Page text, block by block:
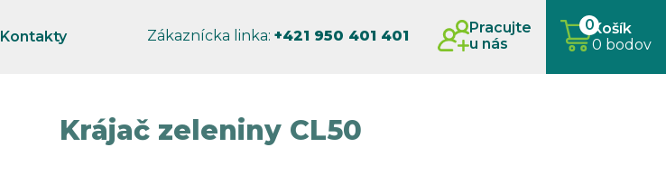
Kontakty Zákaznícka linka: +421 950 401 401
Pracujte
u nás
0Košík
0 bodov
Krájač zeleniny CL50